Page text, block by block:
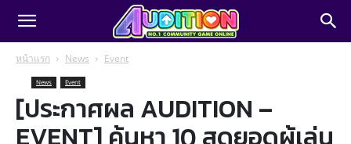
หน้าแรก News Event
News Event
[ประกาศผล AUDITION –